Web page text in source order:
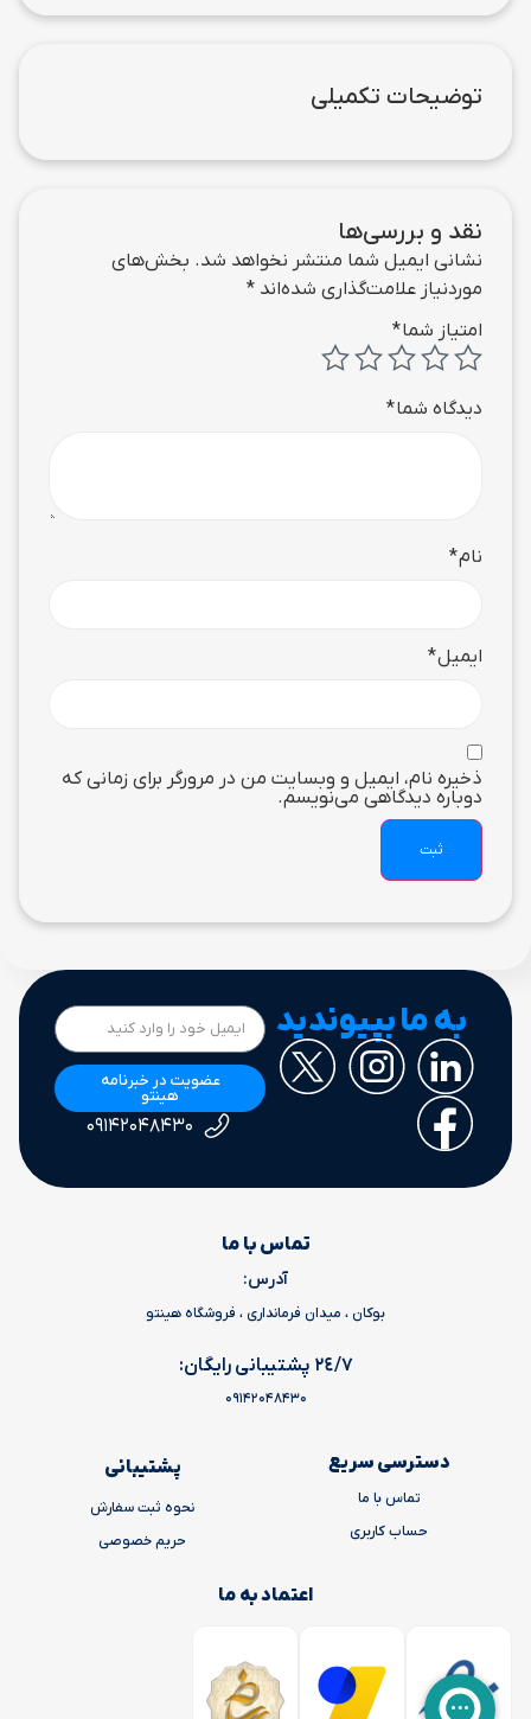
توضیحات تکمیلی
نقد و بررسی‌ها
نشانی ایمیل شما منتشر نخواهد شد. بخش‌های
موردنیاز علامت‌گذاری شده‌اند *
امتیاز شما*
دیدگاه شما*
نام*
ایمیل*
ذخیره نام، ایمیل و وبسایت من در مرورگر برای زمانی که
دوباره دیدگاهی می‌نویسم.
به ما بپیوندید
عضویت در خبرنامه
هینتو
۰۹۱۴۲۰۴۸۴۳۰
تماس با ما
آدرس:
بوکان ، میدان فرمانداری ، فروشگاه هینتو
٢٤/٧ پشتیبانی رایگان:
09142048430
دسترسی سریع
تماس با ما
حساب کاربری
پشتیبانی
نحوه ثبت سفارش
حریم خصوصی
اعتماد به ما